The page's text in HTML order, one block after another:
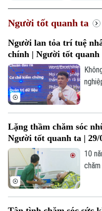
Người tốt quanh ta
Người lan tỏa trí tuệ
chính | Người tốt quanh
tiễn
sâu
phố
Lặng thầm chăm sóc
Người tốt quanh ta | 29/
10